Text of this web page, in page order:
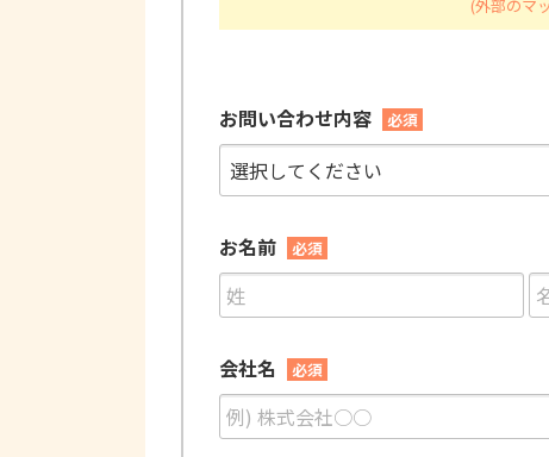
お問い合わせ内容 必須
お名前 必須
会社名 必須